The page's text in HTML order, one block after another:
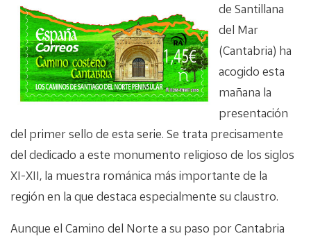
de Santillana
del Mar
(Cantabria) ha
acogido esta
mañana la
presentación
del primer sello de esta serie. Se trata precisamente
del dedicado a este monumento religioso de los siglos
XI-XII, la muestra románica más importante de la
región en la que destaca especialmente su claustro.
Aunque el Camino del Norte a su paso por Cantabria